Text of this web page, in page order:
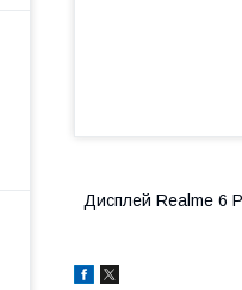
Дисплей Realme 6